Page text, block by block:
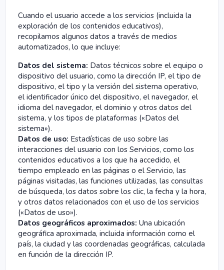
Cuando el usuario accede a los servicios (incluida la
exploración de los contenidos educativos),
recopilamos algunos datos a través de medios
automatizados, lo que incluye:
Datos del sistema: Datos técnicos sobre el equipo o
dispositivo del usuario, como la dirección IP, el tipo de
dispositivo, el tipo y la versión del sistema operativo,
el identificador único del dispositivo, el navegador, el
idioma del navegador, el dominio y otros datos del
sistema, y los tipos de plataformas («Datos del
sistema»).
Datos de uso: Estadísticas de uso sobre las
interacciones del usuario con los Servicios, como los
contenidos educativos a los que ha accedido, el
tiempo empleado en las páginas o el Servicio, las
páginas visitadas, las funciones utilizadas, las consultas
de búsqueda, los datos sobre los clic, la fecha y la hora,
y otros datos relacionados con el uso de los servicios
(«Datos de uso»).
Datos geográficos aproximados: Una ubicación
geográfica aproximada, incluida información como el
país, la ciudad y las coordenadas geográficas, calculada
en función de la dirección IP.